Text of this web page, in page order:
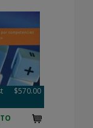
$570.00